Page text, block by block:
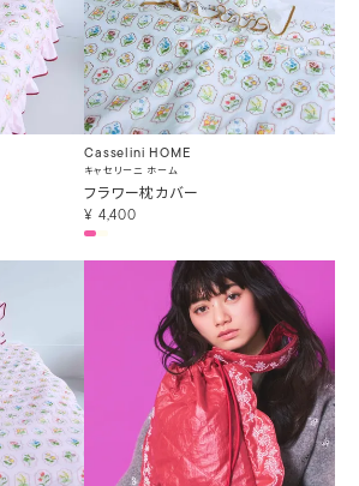
Casselini HOME
キャセリーニ ホーム
フラワー枕カバー
¥ 4,400